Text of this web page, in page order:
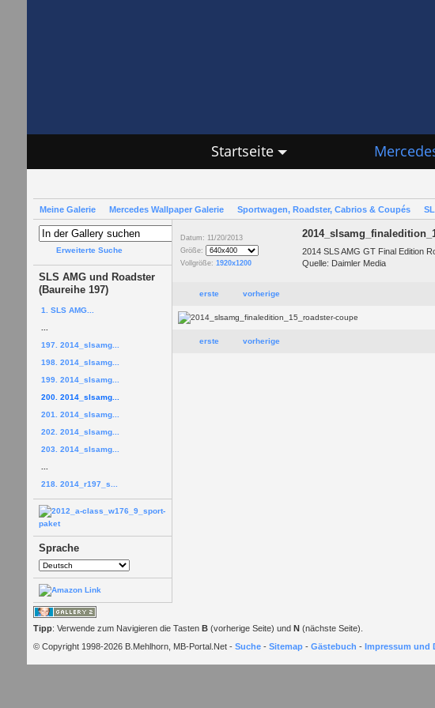
Startseite
Meine Galerie Mercedes Wallpaper Galerie Sportwagen, Roadster, Cabrios & Coupés
Erweiterte Suche
SLS AMG und Roadster
(Baureihe 197)
1. SLS AMG...
197. 2014_slsamg...
198. 2014_slsamg...
199. 2014_slsamg...
200. 2014_slsamg...
201. 2014_slsamg...
202. 2014_slsamg...
203. 2014_slsamg...
218. 2014_r197_s...
Sprache
Datum: 11/20/2013
Größe:
Vollgröße: 1920x1200
2014 SLS AMG GT Final Edition
Quelle: Daimler Media
erste vorherige
erste vorherige
Tipp: Verwende zum Navigieren die Tasten B(vorherige Seite) und N(nächste Seite).
© Copyright 1998-2026 B.Mehlhorn, MB-Portal.Net - Suche- Sitemap- Gästebuch - Impressum und